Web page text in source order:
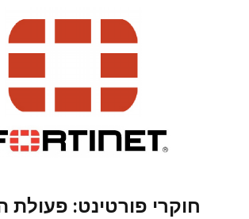
חוקרי פורטינט: פעולת